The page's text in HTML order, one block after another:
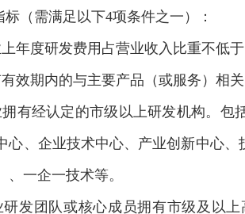
标（需满足以下4项条件之一）：
上年度研发费用占营业收入比重不低
有效期内的与主要产品（或服务）相
拥有经认定的市级以上研发机构。
心、企业技术中心、产业创新中心
、一企一技术等。
研发团队或核心成员拥有市级及以